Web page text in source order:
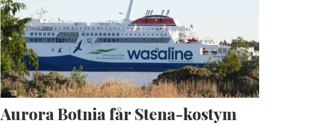
Aurora Botnia får Stena-kostym